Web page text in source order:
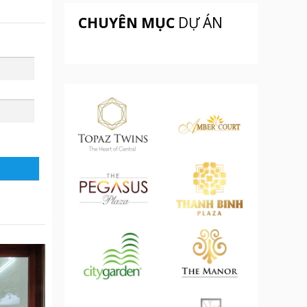
CHUYÊN MỤC DỰ ÁN